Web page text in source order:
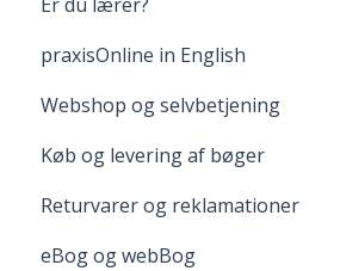
Opret bruger og login
Dine materialer på praxisOnline
Hjælp til tekniske udfordringer
Er du lærer?
Fagpakker
webBog og eBog+
boost
FGU - pædagogiske værktøjer
praxisOnline in English
Manage Your Account
Your Materials on praxisOnline
Help with Technical Issues
Webshop og selvbetjening
Opret bruger og login
Når du handler
Køb og levering af bøger
Levering
Adgang til digitale materialer
Returvarer og reklamationer
Returnering
eBog og webBog